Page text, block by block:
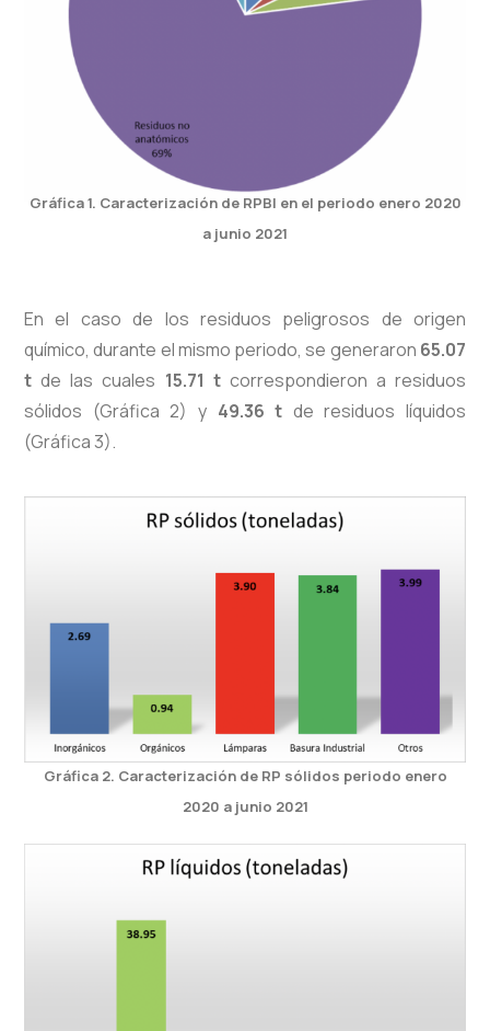
Gráfica 1. Caracterización de RPBI en el periodo enero 2020
a junio 2021
En el caso de los residuos peligrosos de origen
químico, durante el mismo periodo, se generaron 65.07
t de las cuales 15.71 tcorrespondieron a residuos
sólidos (Gráfica 2) y 49.36 t de residuos líquidos
(Gráfica 3).
Gráfica 2. Caracterización de RP sólidos periodo enero
2020 a junio 2021